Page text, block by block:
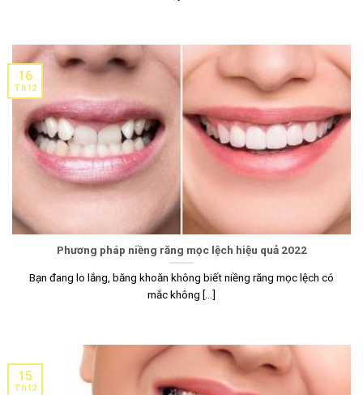
Phương pháp niềng răng mọc lệch hiệu quả 2022
Bạn đang lo lắng, băng khoăn không biết niềng răng mọc lệch có
mắc không [...]
16
Th12
15
Th12